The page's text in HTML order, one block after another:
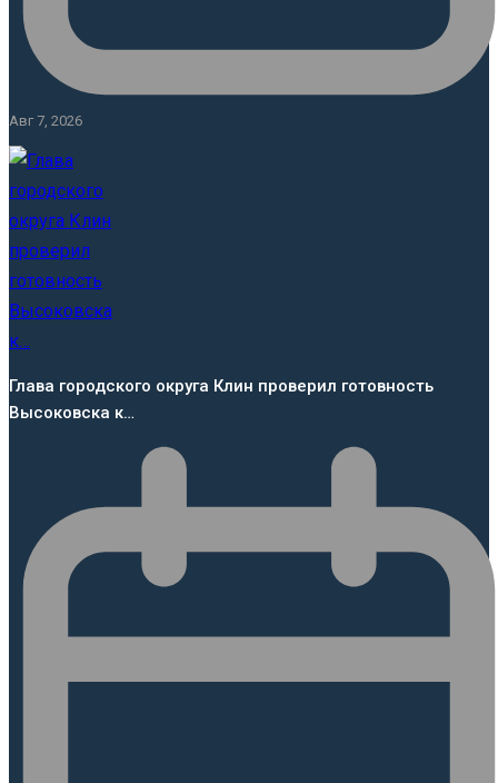
Авг 7, 2026
Глава городского округа Клин проверил готовность
Высоковска к…